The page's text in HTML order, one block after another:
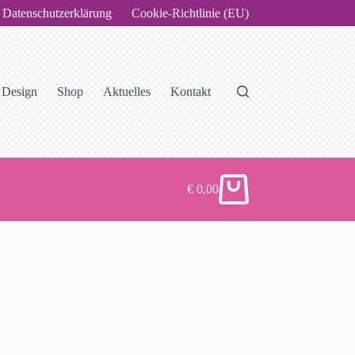
Datenschutzerklärung Cookie-Richtlinie (EU)
Design Shop Aktuelles Kontakt
Warenkorb
€0,00